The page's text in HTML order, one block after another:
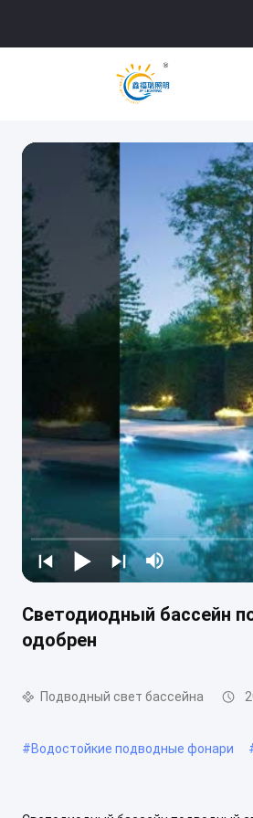
Светодиодный бассейн
одобрен
Подводный свет бассейна
#Водостойкие подводные фонари